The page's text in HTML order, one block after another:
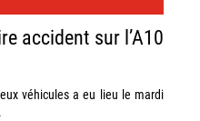
accident sur l’A10
véhicules a eu lieu le mardi